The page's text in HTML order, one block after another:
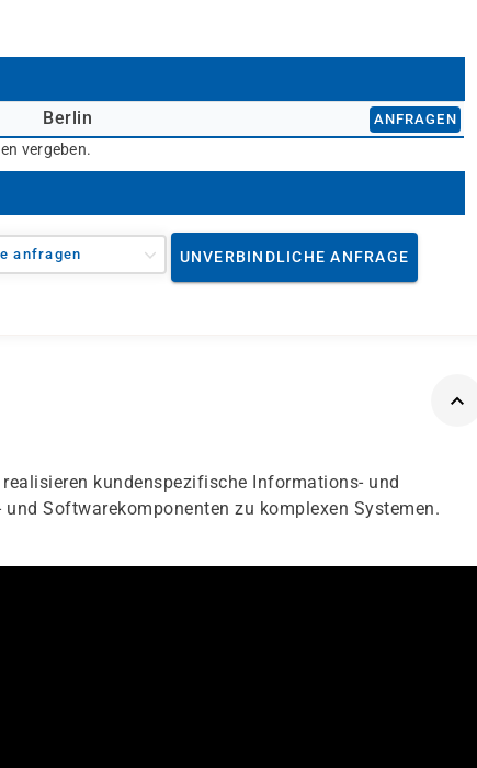
Berlin ANFRAGEN
vergeben.
anfragen UNVERBINDLICHE ANFRAGE
kundenspezifische Informations- und
Softwarekomponenten zu komplexen Systemen.